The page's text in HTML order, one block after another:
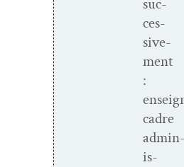
ces­
sive­
ment
:
cadre
admin­
is­